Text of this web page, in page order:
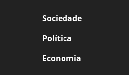
Sociedade
Política
Economia